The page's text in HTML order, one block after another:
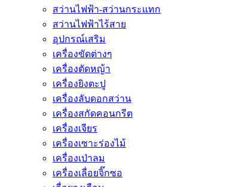
สว่านไฟฟ้า-สว่านกระแทก
สว่านไฟฟ้าไร้สาย
อุปกรณ์เสริม
เครื่องขัดต่างๆ
เครื่องตัดหญ้า
เครื่องยิงตะปู
เครื่องลับดอกสว่าน
เครื่องสกัดคอนกรีต
เครื่องเจียร
เครื่องเซาะร่องไม้
เครื่องเป่าลม
เครื่องเลื่อยจิ๊กซอ